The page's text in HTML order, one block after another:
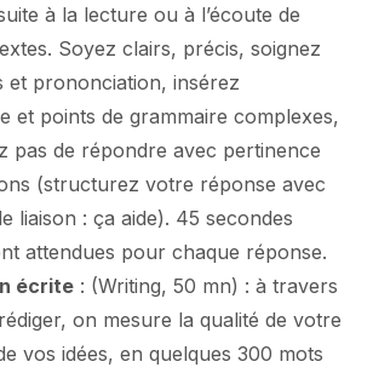
à la lecture ou à l’écoute de
Soyez clairs, précis, soignez
et prononciation, insérez
et points de grammaire complexes,
pas de répondre avec pertinence
(structurez votre réponse avec
liaison : ça aide). 45 secondes
attendues pour chaque réponse.
écrite : (Writing, 50 mn) : à travers
on mesure la qualité de votre
vos idées, en quelques 300 mots